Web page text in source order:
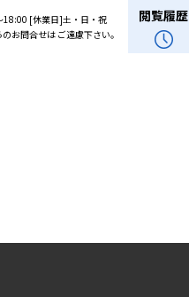
18:00 [休業日]土・日・祝
お問合せは ご遠慮下さい。
閲覧履歴